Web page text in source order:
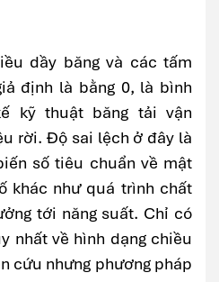
dầy băng và các tấm
định là bằng 0, là bình
kỹ thuật băng tải vận
rời. Độ sai lệch ở đây là
số tiêu chuẩn về mật
khác như quá trình chất
tới năng suất. Chỉ có
nhất về hình dạng chiều
cứu nhưng phương pháp